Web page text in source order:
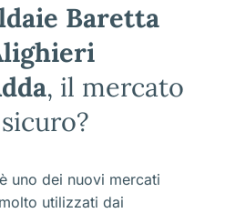
Baretta
, il mercato
uno dei nuovi mercati
utilizzati dai